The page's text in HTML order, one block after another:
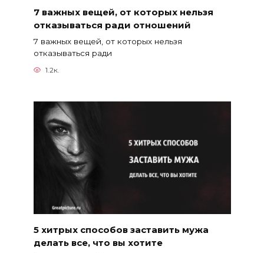
7 важных вещей, от которых нельзя
отказываться ради отношений
7 важных вещей, от которых нельзя
отказываться ради
1.2к.
5 хитрых способов заставить мужа
делать все, что вы хотите